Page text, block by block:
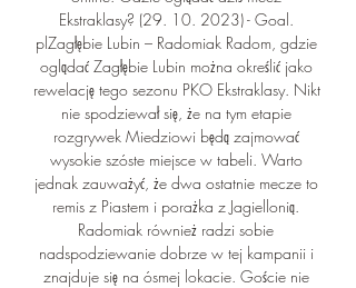
Ekstraklasy? (29. 10. 2023) - Goal.
plZagłębie Lubin – Radomiak Radom, gdzie
oglądać Zagłębie Lubin można określić jako
rewelację tego sezonu PKO Ekstraklasy. Nikt
nie spodziewał się, że na tym etapie
rozgrywek Miedziowi będą zajmować
wysokie szóste miejsce w tabeli. Warto
jednak zauważyć, że dwa ostatnie mecze to
remis z Piastem i porażka z Jagiellonią.
Radomiak również radzi sobie
nadspodziewanie dobrze w tej kampanii i
znajduje się na ósmej lokacie. Goście nie